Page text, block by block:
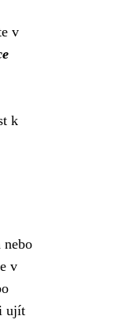
v
k
nebo
v
ujít